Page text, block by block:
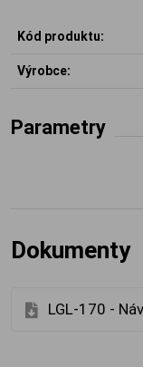
Kód produktu:
Výrobce:
Parametry
Dokumenty
LGL-170 -